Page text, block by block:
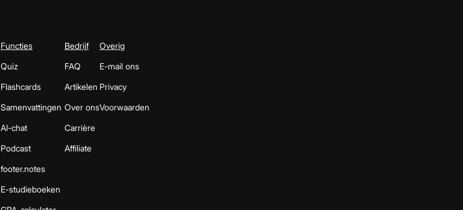
Functies
Quiz
Flashcards
Samenvattingen
AI-chat
Podcast
footer.notes
E-studieboeken
Bedrijf
FAQ
Artikelen
Over ons
Carrière
Affiliate
Overig
E-mail ons
Privacy
Voorwaarden